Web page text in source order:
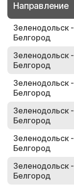
Направление
Зеленодольск -
Белгород
Зеленодольск -
Белгород
Зеленодольск -
Белгород
Зеленодольск -
Белгород
Зеленодольск -
Белгород
Зеленодольск -
Белгород